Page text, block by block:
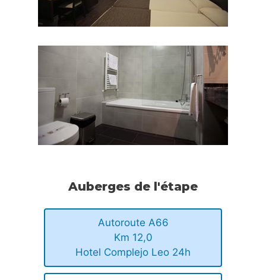
Auberges de l'étape
Autoroute A66
Km 12,0
Hotel Complejo Leo 24h